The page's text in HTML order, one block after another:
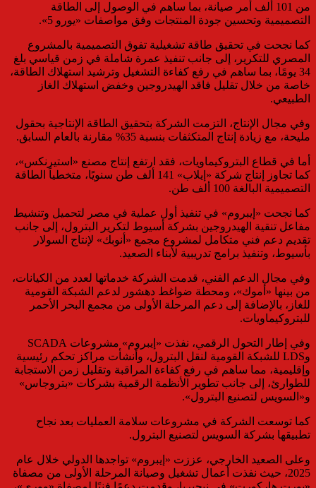
من 101 ألف أمر صيانة، بما ساهم في الوصول إلى الطاقة
التصميمية وتحسين جودة المنتجات وفق مواصفات «يورو 5».
كما نجحت في تحقيق طاقة تشغيلية تفوق التصميمية بالمشروع
المصري للتكرير، إلى جانب تنفيذ عمرة شاملة في زمن قياسي بلغ
34 يومًا، بما ساهم في رفع كفاءة التشغيل وترشيد استهلاك الطاقة،
خاصة من خلال تقليل فاقد الهيدروجين وخفض استهلاك الغاز
الطبيعي.
وفي مجال الإنتاج، التزمت الشركة بتحقيق الطاقة الإنتاجية بحقول
مليحة، مع زيادة إنتاج المتكثفات بنسبة 35% مقارنة بالعام السابق.
أما في قطاع البتروكيماويات، فقد ارتفع إنتاج مصنع «استيرنكس»،
كما تجاوز إنتاج شركة «إيلاب» 141 ألف طن سنويًا، متخطياً الطاقة
التصميمية البالغة 100 ألف طن.
كما نجحت «إيبروم» في تنفيذ أول عملية في مصر لتحميل وتنشيط
مفاعل تنقية الهيدروجين بشركة أسيوط لتكرير البترول، إلى جانب
تقديم دعم فني متكامل لمشروع مجمع «أنوبك» لإنتاج السولار
بأسيوط، وتنفيذ برامج تدريبية لأبناء الصعيد.
وفي مجال الدعم الفني، قدمت الشركة خدماتها لعدد من الكيانات،
من بينها «أموك»، ومحطة ضواغط دهشور لدعم الشبكة القومية
للغاز، بالإضافة إلى دعم المرحلة الأولى من مجمع البحر الأحمر
للبتروكيماويات.
وفي إطار التحول الرقمي، نفذت «إيبروم» مشروعات SCADA
وLDS للشبكة القومية لنقل البترول، وأنشأت مراكز تحكم رئيسية
وإقليمية، مما ساهم في رفع كفاءة المراقبة وتقليل زمن الاستجابة
للطوارئ، إلى جانب تطوير الأنظمة الرقمية بشركات «بتروجاس»
و«السويس لتصنيع البترول».
كما توسعت الشركة في مشروعات سلامة العمليات بعد نجاح
تطبيقها بشركة السويس لتصنيع البترول.
وعلى الصعيد الخارجي، عززت «إيبروم» تواجدها الدولي خلال عام
2025، حيث نفذت أعمال تشغيل وصيانة المرحلة الأولى من مصفاة